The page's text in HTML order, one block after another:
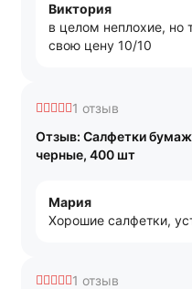
Виктория
в целом неплохие, но
свою цену 10/10
1 отзыв
Отзыв: Салфетки
черные, 400 шт
Мария
Хорошие салфетки,
1 отзыв